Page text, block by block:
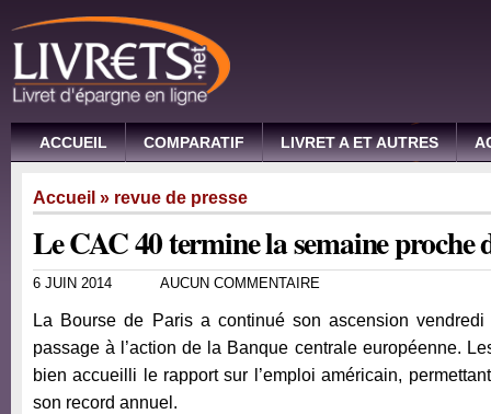
ACCUEIL COMPARATIF LIVRET A ET AUTRES
Accueil » revue de presse
Le CAC 40 termine la semaine proche
6 JUIN 2014 AUCUN COMMENTAIRE
La Bourse de Paris a continué son ascension
passage à l’action de la Banque centrale européenne.
bien accueilli le rapport sur l’emploi américain,
son record annuel.